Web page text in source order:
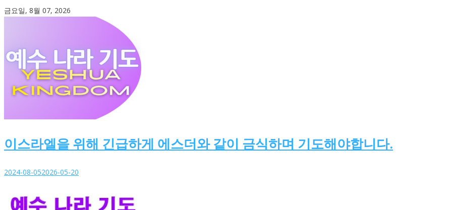
Skip
금요일, 8월 07, 2026
이스라엘을 위해 긴급하게 에스더와 같이 금식하며 기도해야합니다.
2024-08-052026-05-20